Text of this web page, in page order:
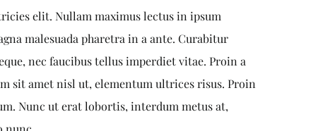
elit. Nullam maximus lectus in ipsum
malesuada pharetra in a ante. Curabitur
nec faucibus tellus imperdiet vitae. Proin a
sit amet nisl ut, elementum ultrices risus. Proin
Nunc ut erat lobortis, interdum metus at,